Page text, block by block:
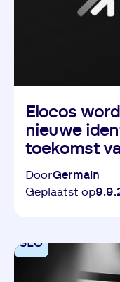
Elocos
nieuwe
toekomst
DoorGermain
Geplaatst op
SEO